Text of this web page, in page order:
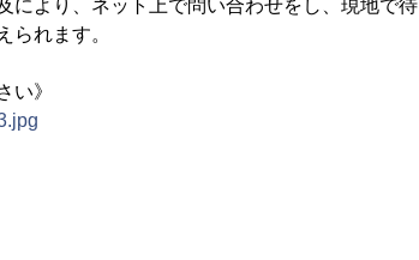
により、ネット上で問い合わせをし、現地で待
られます。
い》